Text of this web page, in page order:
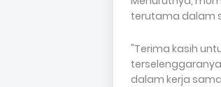
terutama dalam
"Terima kasih
dalam kerja